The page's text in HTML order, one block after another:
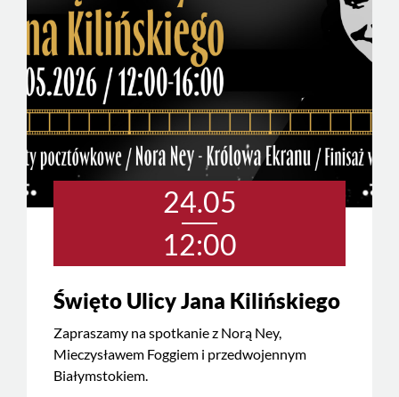
24.05
12:00
Święto Ulicy Jana Kilińskiego
Zapraszamy na spotkanie z Norą Ney,
Mieczysławem Foggiem i przedwojennym
Białymstokiem.